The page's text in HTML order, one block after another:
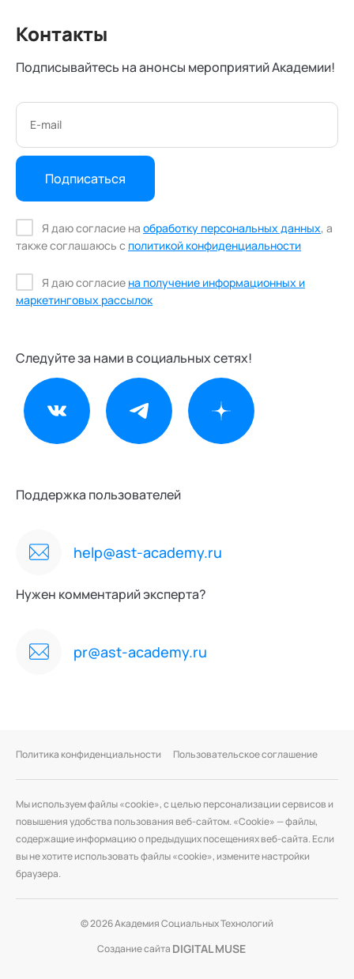
Контакты
Подписывайтесь на анонсы мероприятий Академии!
Подписаться
Я даю согласие на обработку персональных данных, а
также соглашаюсь с политикой конфиденциальности
Я даю согласие на получение информационных и
маркетинговых рассылок
Следуйте за нами в социальных сетях!
Поддержка пользователей
help@ast-academy.ru
Нужен комментарий эксперта?
pr@ast-academy.ru
Политика конфиденциальности Пользовательское соглашение
Мы используем файлы «cookie», с целью персонализации сервисов и
повышения удобства пользования веб-сайтом. «Cookie» — файлы,
содержащие информацию о предыдущих посещениях веб-сайта. Если
вы не хотите использовать файлы «cookie», измените настройки
браузера.
© 2026 Академия Социальных Технологий
Создание сайта DIGITAL MUSE